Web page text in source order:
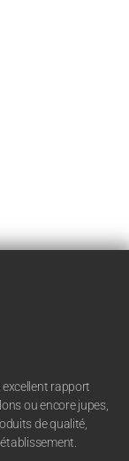
rapport
ou encore jupes,
de qualité,